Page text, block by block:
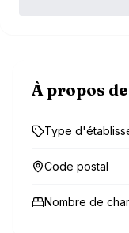
À propos
Type
Code postal
Nombre de